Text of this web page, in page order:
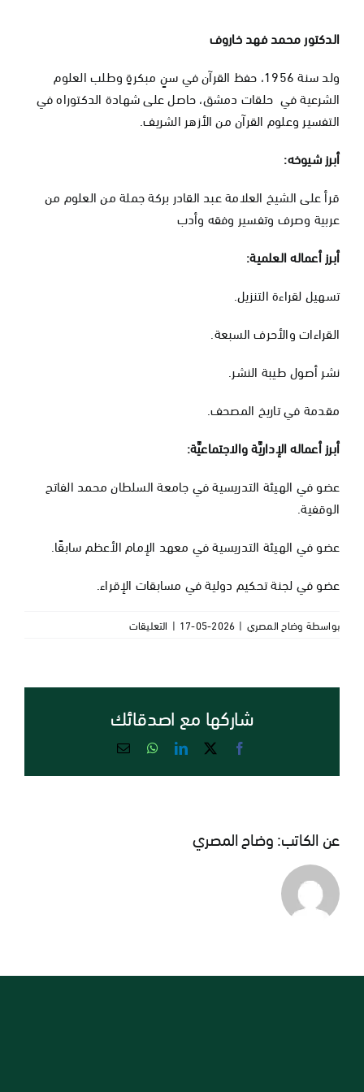
الدكتور محمد فهد خاروف
ولد سنة 1956، حفظ القرآن في سنٍ مبكرةٍ وطلب العلوم
الشرعية في حلقات دمشق، حاصل على شهادة الدكتوراه في
التفسير وعلوم القرآن من الأزهر الشريف.
أبرز شيوخه:
قرأ على الشيخ العلامة عبد القادر بركة جملة من العلوم من
عربية وصرف وتفسير وفقه وأدب
أبرز أعماله العلمية:
تسهيل لقراءة التنزيل.
القراءات والأحرف السبعة.
نشر أصول طيبة النشر.
مقدمة في تاريخ المصحف.
أبرز أعماله الإداريَّة والاجتماعيَّة:
عضو في الهيئة التدريسية في جامعة السلطان محمد الفاتح
الوقفية.
عضو في الهيئة التدريسية في معهد الإمام الأعظم سابقًا.
عضو في لجنة تحكيم دولية في مسابقات الإقراء.
بواسطة وضاح المصري |
2026-05-17
| التعليقاتعلى
مغلقة
شاركها مع اصدقائك
Facebook
X
LinkedIn
WhatsApp
Email
عن الكاتب:وضاح المصري